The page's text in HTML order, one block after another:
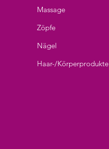
Massage
Zöpfe
Nägel
Haar-/Körperprodukte